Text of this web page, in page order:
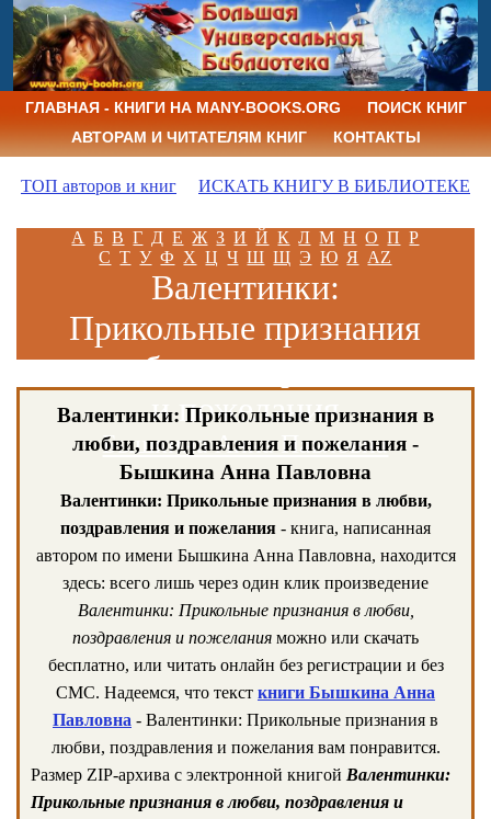
ГЛАВНАЯ - КНИГИ НА MANY-BOOKS.ORG
ПОИСК КНИГ
АВТОРАМ И ЧИТАТЕЛЯМ КНИГ
КОНТАКТЫ
ТОП авторов и книг ИСКАТЬ КНИГУ В БИБЛИОТЕКЕ
А Б В Г Д Е Ж З И Й К Л М Н О П Р
С Т У Ф Х Ц Ч Ш Щ Э Ю Я AZ
Валентинки:
Прикольные признания
в любви, поздравления
и пожелания
Бышкина Анна Павловна
Валентинки: Прикольные признания в
любви, поздравления и пожелания -
Бышкина Анна Павловна
Валентинки: Прикольные признания в любви,
поздравления и пожелания - книга, написанная
автором по имени Бышкина Анна Павловна, находится
здесь: всего лишь через один клик произведение
Валентинки: Прикольные признания в любви,
поздравления и пожелания можно или скачать
бесплатно, или читать онлайн без регистрации и без
СМС. Надеемся, что текст книги Бышкина Анна
Павловна - Валентинки: Прикольные признания в
любви, поздравления и пожелания вам понравится.
Размер ZIP-архива c электронной книгой Валентинки:
Прикольные признания в любви, поздравления и